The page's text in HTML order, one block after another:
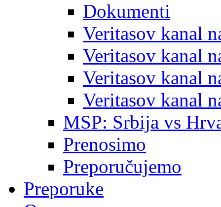
Dokumenti
Veritasov kanal
Veritasov kanal
Veritasov kanal
Veritasov kanal
MSP: Srbija vs
Prenosimo
Preporučujemo
Preporuke